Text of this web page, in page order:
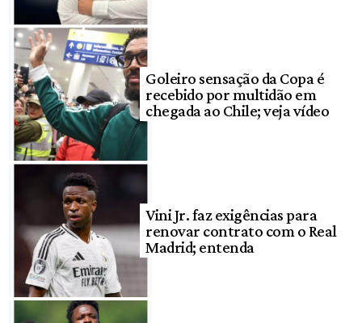
Goleiro sensação da Copa é
recebido por multidão em
chegada ao Chile; veja vídeo
Vini Jr. faz exigências para
renovar contrato com o Real
Madrid; entenda